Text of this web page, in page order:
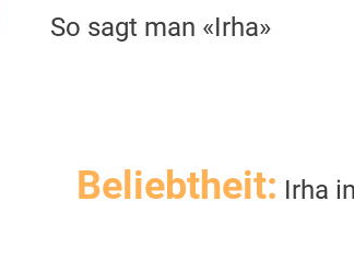
So sagt man «Irha»
Beliebtheit: Irha